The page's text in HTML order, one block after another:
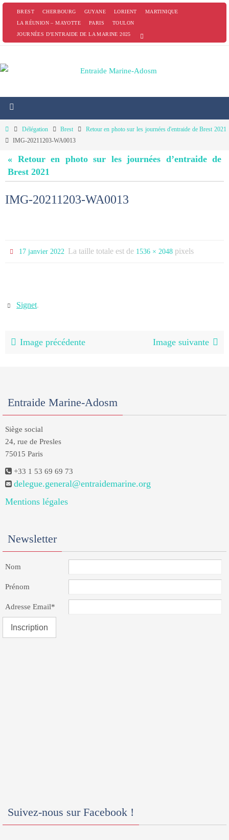
PasserBREST CHERBOURG GUYANE LORIENT
MARTINIQUE
LA RÉUNION – MAYOTTE
PARIS
TOULON
JOURNÉES D’ENTRAIDE DE LA MARINE 2025
HomeDélégation Brest
Retour en photo sur les journées d'entraide de Brest 2021
IMG-20211203-WA0013
« Retour en photo sur les journées d’entraide de
Brest 2021
IMG-20211203-WA0013
17 janvier 2022 La taille totale est de 1536 × 2048 pixels
Signet.
Image précédente Image suivante
Entraide Marine-Adosm
Siège social
24, rue de Presles
75015 Paris
+33 1 53 69 69 73
delegue.general@entraidemarine.org
Mentions légales
Newsletter
Nom
Prénom
Adresse Email*
Suivez-nous sur Facebook !